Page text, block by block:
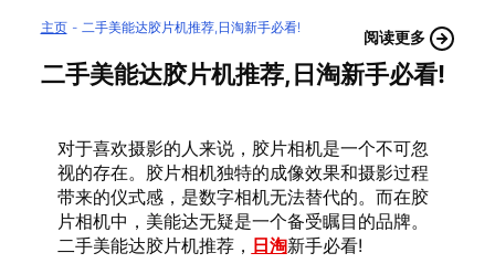
主页 二手美能达胶片机推荐,日淘新手必看!
阅读更多
二手美能达胶片机推荐,日淘新手必看!
对于喜欢摄影的人来说，胶片相机是一个不可忽
视的存在。胶片相机独特的成像效果和摄影过程
带来的仪式感，是数字相机无法替代的。而在胶
片相机中，美能达无疑是一个备受瞩目的品牌。
二手美能达胶片机推荐， 日淘新手必看!